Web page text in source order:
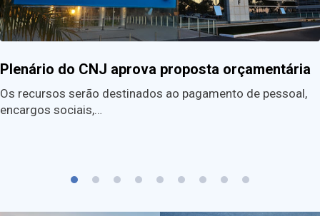
Plenário do CNJ aprova proposta orçamentária
Os recursos serão destinados ao pagamento de pessoal,
encargos sociais,…